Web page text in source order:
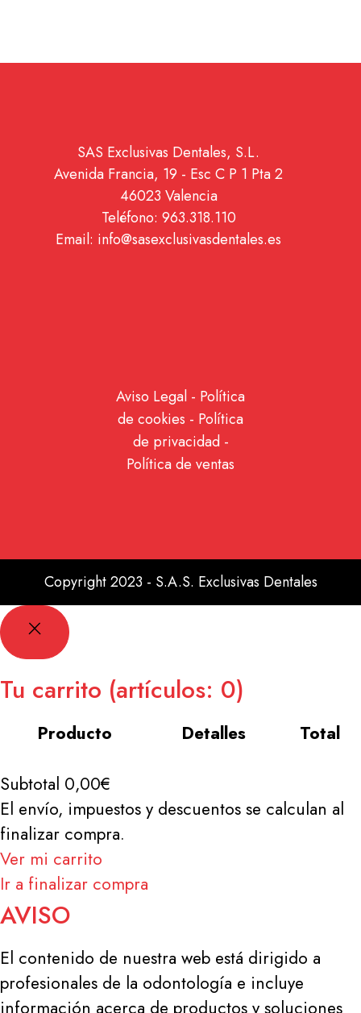
SAS Exclusivas Dentales, S.L.
Avenida Francia, 19 - Esc C P 1 Pta 2
46023 Valencia
Teléfono: 963.318.110
Email: info@sasexclusivasdentales.es
Aviso Legal - Política
de cookies - Política
de privacidad-
Política de ventas
Copyright 2023 - S.A.S. Exclusivas Dentales
Tu carrito (artículos: 0)
del
carrito
Producto Detalles Total
Subtotal 0,00€
El envío, impuestos y descuentos se calculan al
finalizar compra.
Ver mi carrito
Ir a finalizar compra
AVISO
El contenido de nuestra web está dirigido a
profesionales de la odontología e incluye
información acerca de productos y soluciones